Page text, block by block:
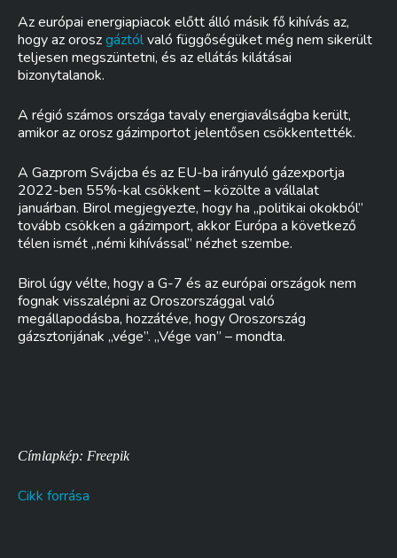
Az európai energiapiacok előtt álló másik fő kihívás az,
hogy az oroszgáztólvaló függőségüket még nem sikerült
teljesen megszüntetni, és az ellátás kilátásai
bizonytalanok.
A régió számos országa tavaly energiaválságba került,
amikor az orosz gázimportot jelentősen csökkentették.
A Gazprom Svájcba és az EU-ba irányuló gázexportja
2022-ben 55%-kal csökkent – közölte a vállalat
januárban. Birol megjegyezte, hogy ha „politikai okokból”
tovább csökken a gázimport, akkor Európa a következő
télen ismét „némi kihívással” nézhet szembe.
Birol úgy vélte, hogy a G-7 és az európai országok nem
fognak visszalépni az Oroszországgal való
megállapodásba, hozzátéve, hogy Oroszország
gázsztorijának „vége”. „Vége van” – mondta.
Címlapkép: Freepik
Cikk forrása